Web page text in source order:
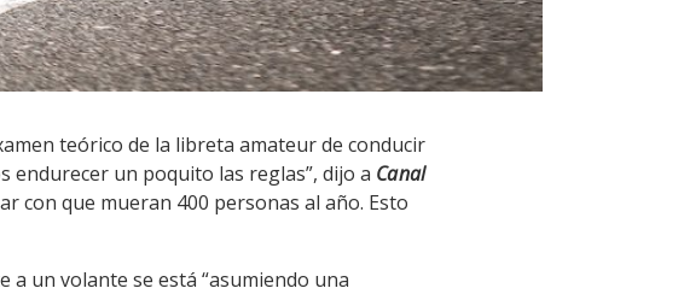
teórico de la libreta amateur de conducir
endurecer un poquito las reglas”, dijo a Canal
con que mueran 400 personas al año. Esto
un volante se está “asumiendo una